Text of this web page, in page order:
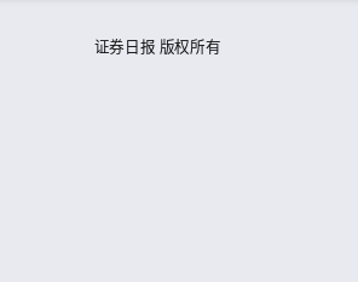
证券日报 版权所有